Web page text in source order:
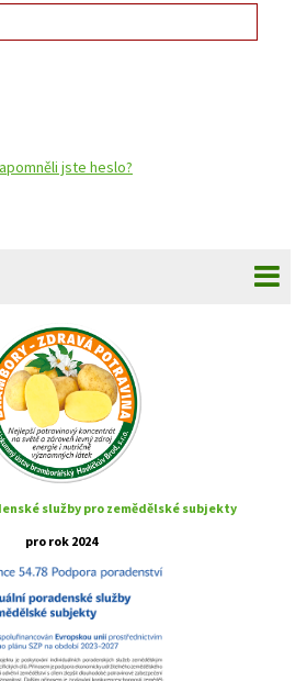
jste heslo?
služby pro zemědělské subjekty
pro rok 2024